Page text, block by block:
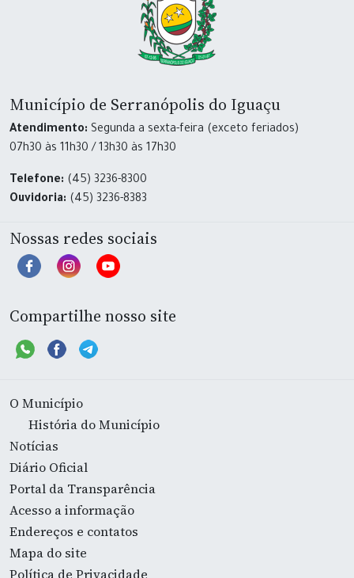
Município de Serranópolis do Iguaçu
Atendimento: Segunda a sexta-feira (exceto feriados)
07h30 às 11h30 / 13h30 às 17h30
Telefone: (45) 3236-8300
Ouvidoria: (45) 3236-8383
Nossas redes sociais
Compartilhe nosso site
O Município
História do Município
Notícias
Diário Oficial
Portal da Transparência
Acesso a informação
Endereços e contatos
Mapa do site
Política de Privacidade